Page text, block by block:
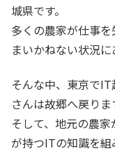
城県です。
多くの農家が仕事
まいかねない状況に
そんな中、東京で
さんは故郷へ戻りま
そして、地元の農
が持つITの知識を